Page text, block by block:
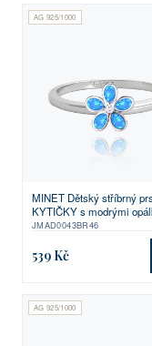
AG 925/1000
MINET Dětský stříbrný
KYTIČKY s modrými
46
JMAD0043BR46
539 Kč
AG 925/1000